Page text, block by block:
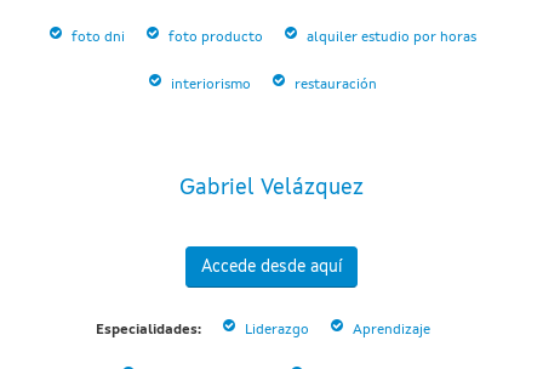
foto dni foto producto alquiler estudio por horas
interiorismo restauración
Gabriel Velázquez
Accede desde aquí
Especialidades: Liderazgo Aprendizaje